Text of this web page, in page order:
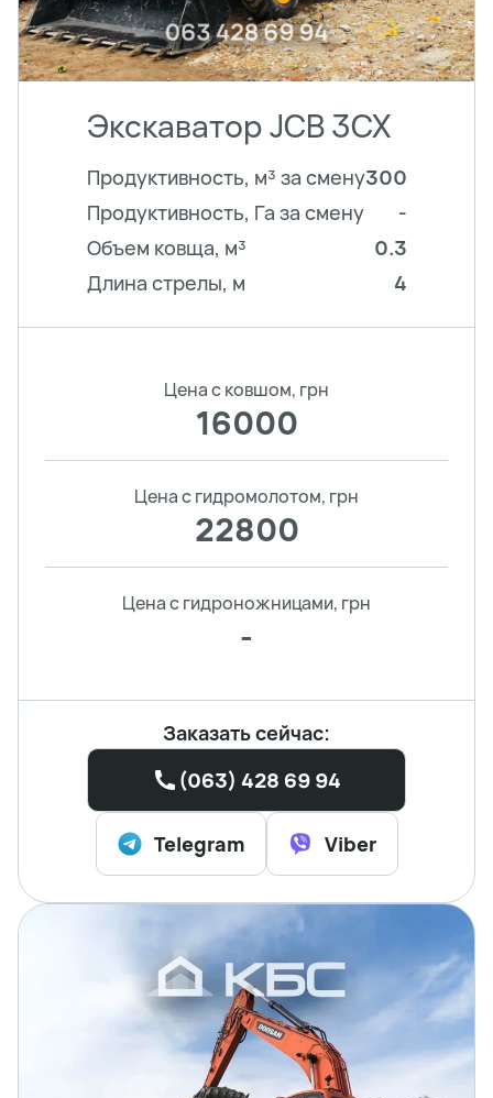
Экскаватор JCB 3CX
Продуктивность, м³ за смену300
Продуктивность, Га за смену
-
Объем ковща, м³
0.3
Длина стрелы, м
4
Цена с ковшом, грн
16000
Цена с гидромолотом, грн
22800
Цена с гидроножницами, грн
-
Заказать сейчас:
(063) 428 69 94
Telegram Viber